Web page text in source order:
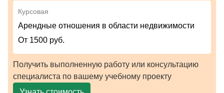
Курсовая
Арендные отношения в области недвижимости
От 1500 руб.
Получить выполненную работу или консультацию
специалиста по вашему учебному проекту